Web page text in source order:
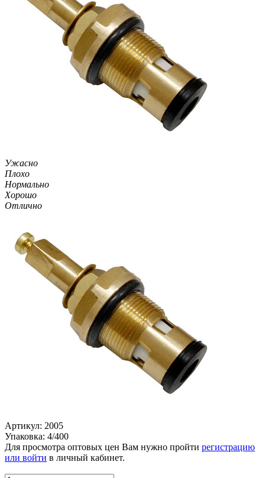
Ужасно
Плохо
Нормально
Хорошо
Отлично
Артикул: 2005
Упаковка: 4/400
Для просмотра оптовых цен Вам нужно пройти регистрацию
или войти в личный кабинет.